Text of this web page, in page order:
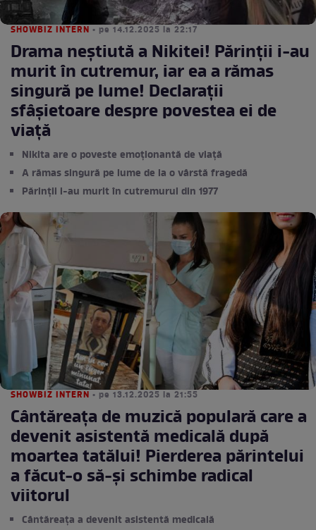
SHOWBIZ INTERN • pe 14.12.2025 la 22:17
Drama neștiută a Nikitei! Părinții i-au
murit în cutremur, iar ea a rămas
singură pe lume! Declarații
sfâșietoare despre povestea ei de
viață
Nikita are o poveste emoționantă de viață
A rămas singură pe lume de la o vârstă fragedă
Părinții i-au murit în cutremurul din 1977
SHOWBIZ INTERN • pe 13.12.2025 la 21:55
Cântăreața de muzică populară care a
devenit asistentă medicală după
moartea tatălui! Pierderea părintelui
a făcut-o să-și schimbe radical
viitorul
Cântăreața a devenit asistentă medicală